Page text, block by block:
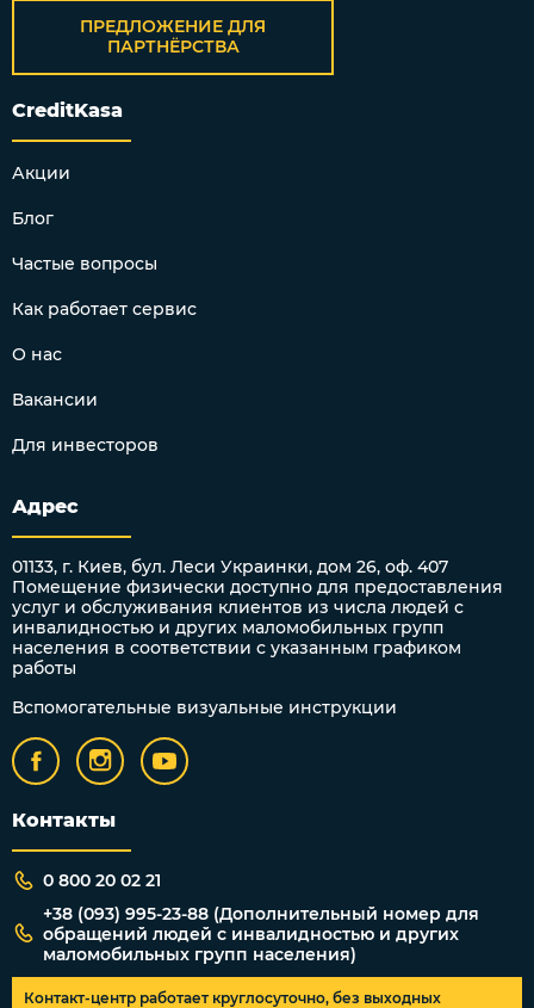
ПРЕДЛОЖЕНИЕ ДЛЯ
ПАРТНЁРСТВА
CreditKasa
Акции
Блог
Частые вопросы
Как работает сервис
О нас
Вакансии
Для инвесторов
Адрес
01133, г. Киев, бул. Леси Украинки, дом 26, оф. 407
Помещение физически доступно для предоставления
услуг и обслуживания клиентов из числа людей с
инвалидностью и других маломобильных групп
населения в соответствии с указанным графиком
работы
Вспомогательные визуальные инструкции
Контакты
0 800 20 02 21
+38 (093) 995-23-88 (Дополнительный номер для
обращений людей с инвалидностью и других
маломобильных групп населения)
Контакт-центр работает круглосуточно, без выходных